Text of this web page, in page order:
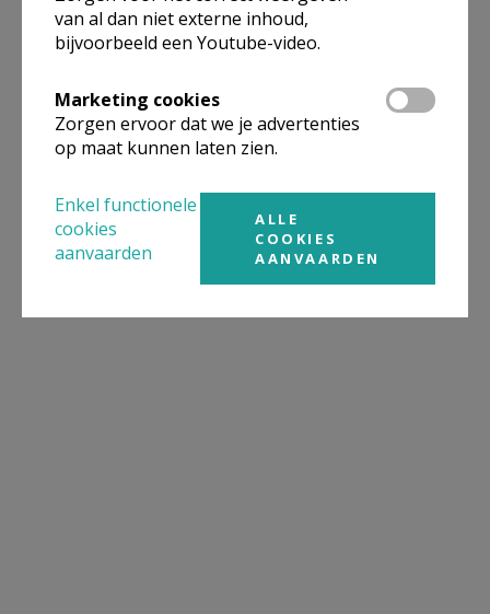
van al dan niet externe inhoud,
bijvoorbeeld een Youtube-video.
Marketing cookies
Zorgen ervoor dat we je advertenties
op maat kunnen laten zien.
Enkel functionele
cookies
aanvaarden
ALLE
COOKIES
AANVAARDEN